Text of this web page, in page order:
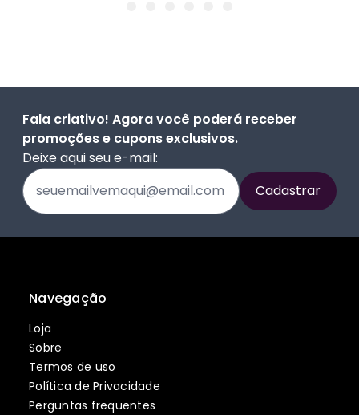
Fala criativo! Agora você poderá receber
promoções e cupons exclusivos.
Deixe aqui seu e-mail:
Navegação
Loja
Sobre
Termos de uso
Política de Privacidade
Perguntas frequentes